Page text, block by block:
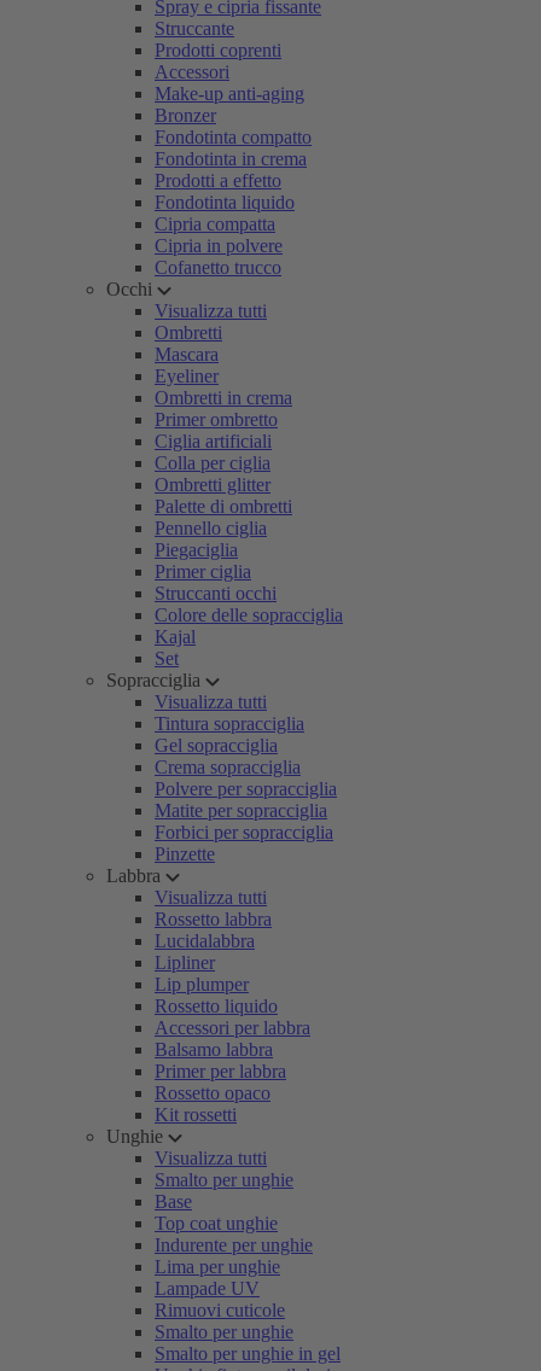
Spray e cipria fissante
Struccante
Prodotti coprenti
Accessori
Make-up anti-aging
Bronzer
Fondotinta compatto
Fondotinta in crema
Prodotti a effetto
Fondotinta liquido
Cipria compatta
Cipria in polvere
Cofanetto trucco
Occhi
Visualizza tutti
Ombretti
Mascara
Eyeliner
Ombretti in crema
Primer ombretto
Ciglia artificiali
Colla per ciglia
Ombretti glitter
Palette di ombretti
Pennello ciglia
Piegaciglia
Primer ciglia
Struccanti occhi
Colore delle sopracciglia
Kajal
Set
Sopracciglia
Visualizza tutti
Tintura sopracciglia
Gel sopracciglia
Crema sopracciglia
Polvere per sopracciglia
Matite per sopracciglia
Forbici per sopracciglia
Pinzette
Labbra
Visualizza tutti
Rossetto labbra
Lucidalabbra
Lipliner
Lip plumper
Rossetto liquido
Accessori per labbra
Balsamo labbra
Primer per labbra
Rossetto opaco
Kit rossetti
Unghie
Visualizza tutti
Smalto per unghie
Base
Top coat unghie
Indurente per unghie
Lima per unghie
Lampade UV
Rimuovi cuticole
Smalto per unghie
Smalto per unghie in gel